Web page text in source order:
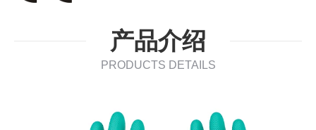
产品介绍
PRODUCTS DETAILS